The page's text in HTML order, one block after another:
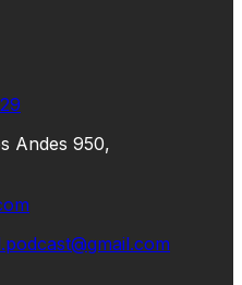
Andes 950,